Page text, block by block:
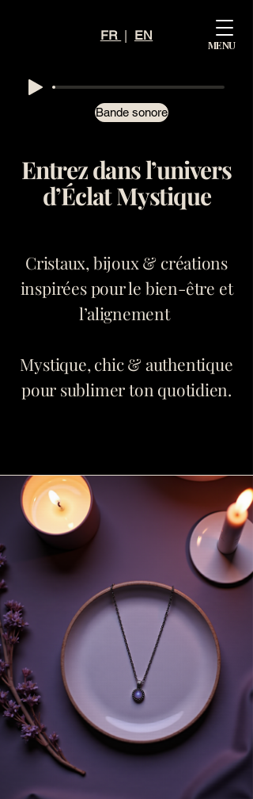
Mystiq
ue
Éclat
FR | EN
MENU
Bande sonore
Entrez dans l’univers
d’Éclat Mystique
Cristaux, bijoux & créations
inspirées pour le bien-être et
l’alignement
Mystique, chic & authentique
pour sublimer ton quotidien.